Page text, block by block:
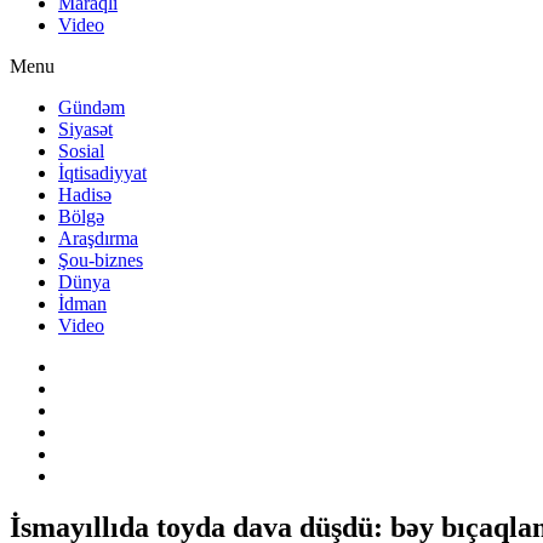
Video
Menu
Gündəm
Siyasət
Sosial
İqtisadiyyat
Hadisə
Bölgə
Araşdırma
Şou-biznes
Dünya
İdman
Video
İsmayıllıda toyda dava düşdü: bəy